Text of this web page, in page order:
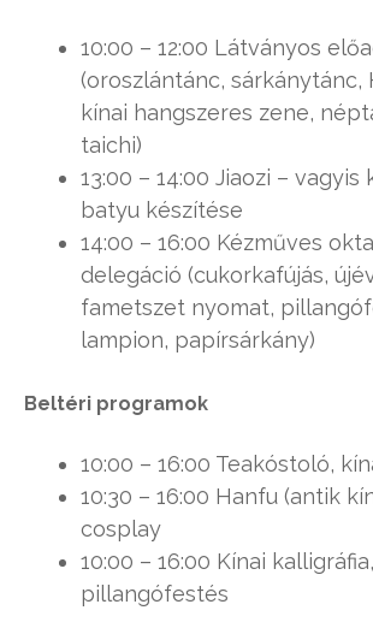
10:00 – 12:00 Látványos
(oroszlántánc, sárkánytánc,
kínai hangszeres zene,
taichi)
13:00 – 14:00 Jiaozi –
batyu készítése
14:00 – 16:00 Kézműves
delegáció (cukorkafújás,
fametszet nyomat,
lampion, papírsárkány)
Beltéri programok
10:00 – 16:00 Teakóstoló,
10:30 – 16:00 Hanfu (antik
cosplay
10:00 – 16:00 Kínai
pillangófestés